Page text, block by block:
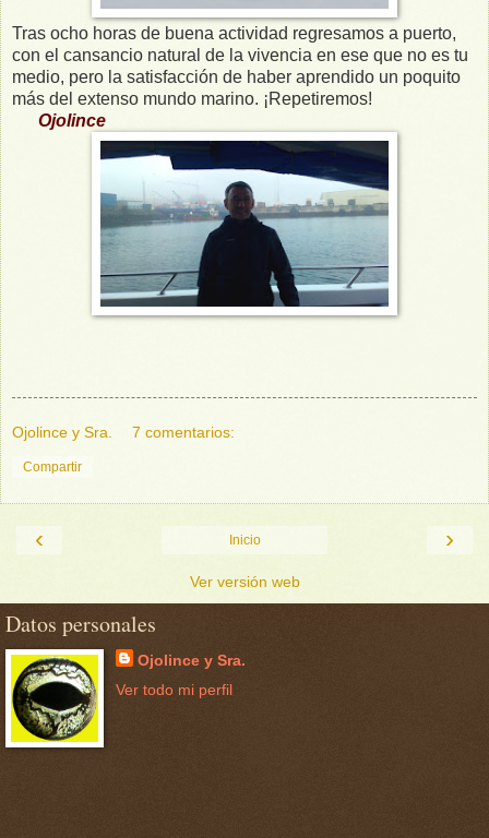
Tras ocho horas de buena actividad regresamos a puerto,
con el cansancio natural de la vivencia en ese que no es tu
medio, pero la satisfacción de haber aprendido un poquito
más del extenso mundo marino. ¡Repetiremos!
Ojolince
Ojolince y Sra. 7 comentarios:
Compartir
‹ ›
Inicio
Ver versión web
Datos personales
Ojolince y Sra.
Ver todo mi perfil